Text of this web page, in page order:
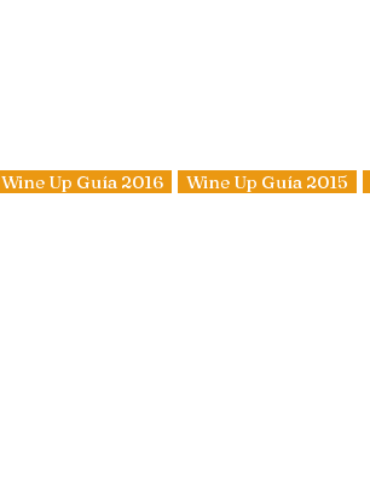
Wine Up Guía 2016 Wine Up Guía 2015